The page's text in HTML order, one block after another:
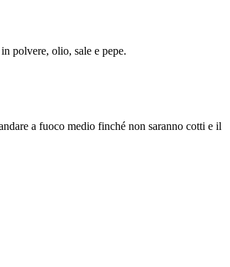
polvere, olio, sale e pepe.
a fuoco medio finché non saranno cotti e il